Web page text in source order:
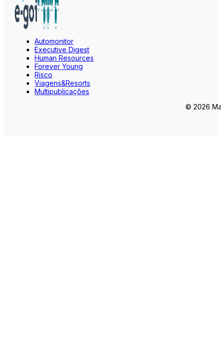
Automonitor
Executive Digest
Human Resources
Forever Young
Risco
Viagens&Resorts
Multipublicações
© 2026